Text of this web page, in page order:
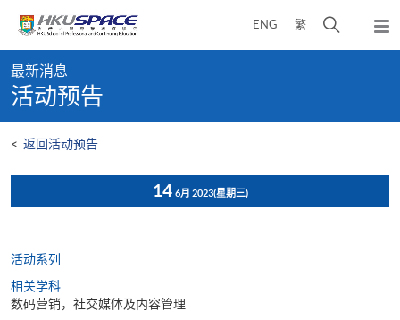
content
ENG 繁
开
弹
出
content
start
最新消息
活动预告
< 返回活动预告
14 6月 2023(星期三)
活动系列
相关学科
数码营销，社交媒体及内容管理